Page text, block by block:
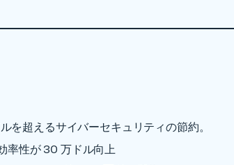
を超えるサイバーセキュリティの節約。
率性が 30 万ドル向上